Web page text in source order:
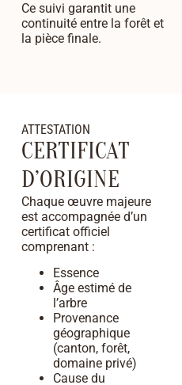
Ce suivi garantit une
continuité entre la forêt et
la pièce finale.
ATTESTATION
CERTIFICAT
D’ORIGINE
Chaque œuvre majeure
est accompagnée d’un
certificat officiel
comprenant :
Essence
Âge estimé de
l’arbre
Provenance
géographique
(canton, forêt,
domaine privé)
Cause du